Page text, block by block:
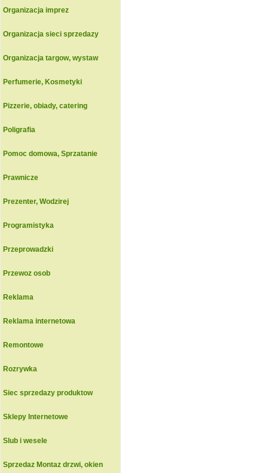
Organizacja imprez
Organizacja sieci sprzedazy
Organizacja targow, wystaw
Perfumerie, Kosmetyki
Pizzerie, obiady, catering
Poligrafia
Pomoc domowa, Sprzatanie
Prawnicze
Prezenter, Wodzirej
Programistyka
Przeprowadzki
Przewoz osob
Reklama
Reklama internetowa
Remontowe
Rozrywka
Siec sprzedazy produktow
Sklepy Internetowe
Slub i wesele
Sprzedaz Montaz drzwi, okien